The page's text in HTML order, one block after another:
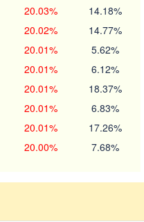
20.03% 14.18%
20.02% 14.77%
20.01% 5.62%
20.01% 6.12%
20.01% 18.37%
20.01% 6.83%
20.01% 17.26%
20.00% 7.68%